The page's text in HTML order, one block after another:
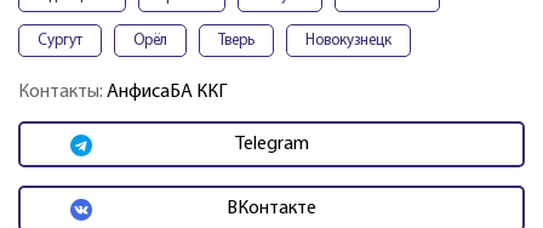
Сургут Орёл Тверь Новокузнецк
Контакты: АнфисаБА ККГ
Telegram
ВКонтакте